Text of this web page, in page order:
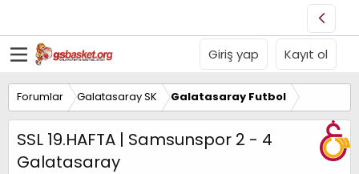
Giriş yap Kayıt ol
Forumlar Galatasaray SK Galatasaray Futbol
SSL 19.HAFTA | Samsunspor 2 - 4
Galatasaray